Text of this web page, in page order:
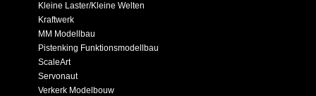
Kleine Laster/Kleine Welten
Kraftwerk
MM Modellbau
Pistenking Funktionsmodellbau
ScaleArt
Servonaut
Verkerk Modelbouw